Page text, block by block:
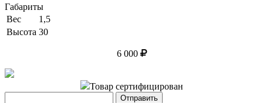
Габариты
Вес
1,5
Высота 30
6 000
Товар сертифицирован